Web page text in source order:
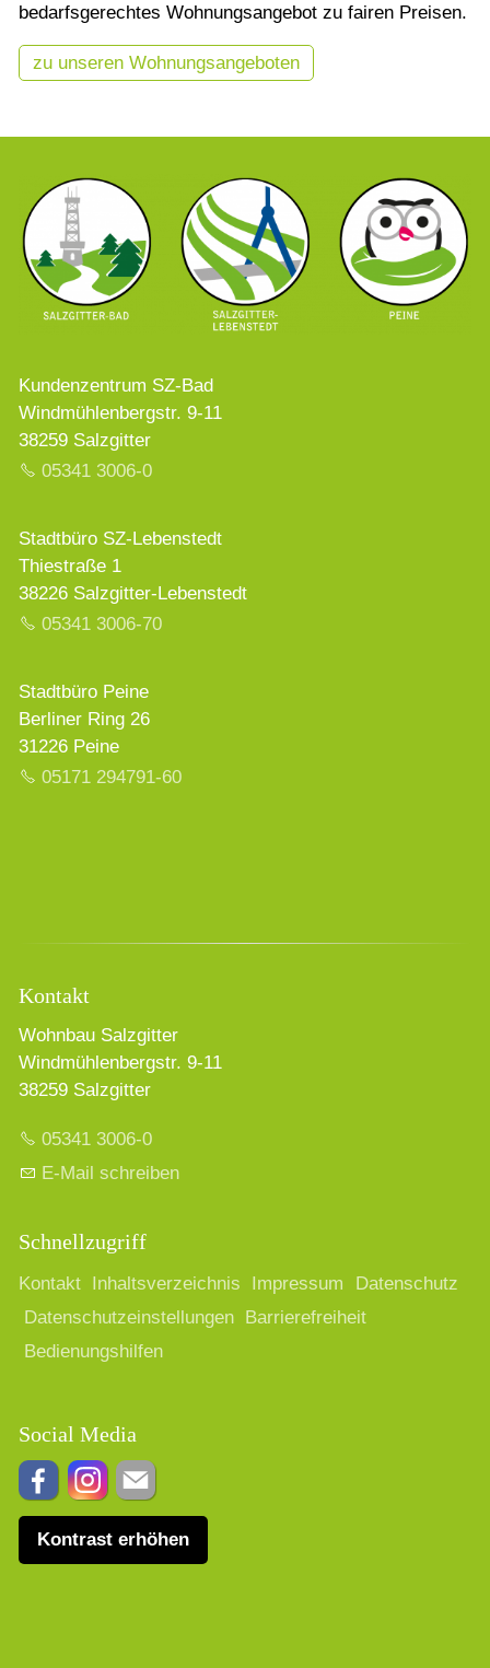
bedarfsgerechtes Wohnungsangebot zu fairen Preisen.
zu unseren Wohnungsangeboten
Kundenzentrum SZ-Bad
Windmühlenbergstr. 9-11
38259 Salzgitter
05341 3006-0
Stadtbüro SZ-Lebenstedt
Thiestraße 1
38226 Salzgitter-Lebenstedt
05341 3006-70
Stadtbüro Peine
Berliner Ring 26
31226 Peine
05171 294791-60
Kontakt
Wohnbau Salzgitter
Windmühlenbergstr. 9-11
38259 Salzgitter
05341 3006-0
E-Mail schreiben
Schnellzugriff
Kontakt Inhaltsverzeichnis Impressum
Datenschutz
Datenschutzeinstellungen Barrierefreiheit
Bedienungshilfen
Social Media
Kontrast erhöhen